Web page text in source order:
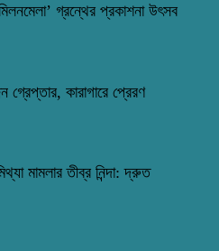
গ্রন্থের প্রকাশনা উৎসব
গ্রেপ্তার, কারাগারে প্রেরণ
মামলার তীব্র নিন্দা: দ্রুত